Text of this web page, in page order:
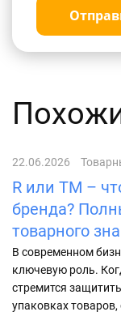
22.06.2026
R или TM –
бренда?
товарного
В современном
ключевую роль.
стремится
упаковках